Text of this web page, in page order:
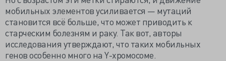
мобильных элементов усиливается — мутаций
становится всё больше, что может приводить к
старческим болезням и раку. Так вот, авторы
исследования утверждают, что таких мобильных
генов особенно много на Y-хромосоме.